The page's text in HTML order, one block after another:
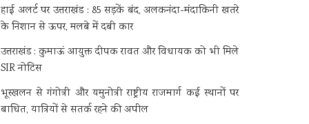
हाई अलर्ट पर उत्तराखंड : 85 सड़कें बंद, अलकनंदा-मंदाकिनी खतरे
के निशान से ऊपर, मलबे में दबी कार
उत्तराखंड : कुमाऊं आयुक्त दीपक रावत और विधायक को भी मिले
SIR नोटिस
भूस्खलन से गंगोत्री और यमुनोत्री राष्ट्रीय राजमार्ग कई स्थानों पर
बाधित, यात्रियों से सतर्क रहने की अपील